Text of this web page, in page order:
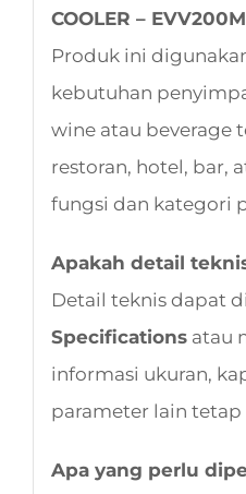
COOLER –
Produk ini
kebutuhan
wine atau beverage
restoran, hotel, bar,
fungsi dan kategori
Apakah detail
Detail teknis dapat
Specificationsatau
informasi ukuran,
parameter lain tetap
Apa yang perlu